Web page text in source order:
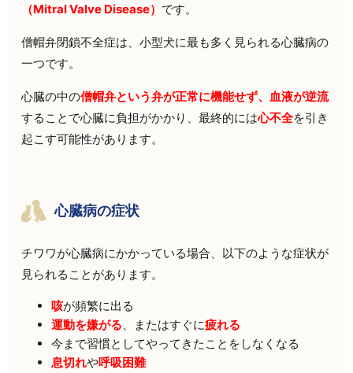
（Mitral Valve Disease） です。
僧帽弁閉鎖不全症は、小型犬に最も多く見られる心臓病の
一つです。
心臓の中の僧帽弁という弁が正常に機能せず、血液が逆流
することで心臓に負担がかかり、最終的には心不全を引き
起こす可能性があります。
心臓病の症状
チワワが心臓病にかかっている場合、以下のような症状が
見られることがあります。
咳が頻繁に出る
運動を嫌がる、またはすぐに疲れる
今まで習慣としてやってきたことをしなくなる
息切れや呼吸困難